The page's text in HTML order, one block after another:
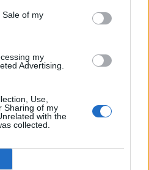
of my
my
Advertising.
Use,
Sharing of my
with the
collected.
ΠΕΡΙΒΑΛΛΟΝ